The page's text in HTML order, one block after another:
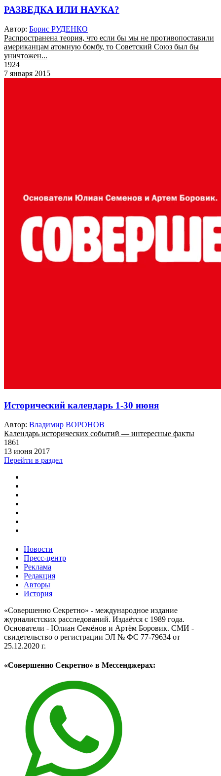
РАЗВЕДКА ИЛИ НАУКА?
Автор: Борис РУДЕНКО
Распространена теория, что если бы мы не противопоставили
американцам атомную бомбу, то Советский Союз был бы
уничтожен...
1924
7 января 2015
Исторический календарь 1-30 июня
Автор: Владимир ВОРОНОВ
Календарь исторических событий — интересные факты
1861
13 июня 2017
Перейти в раздел
Новости
Пресс-центр
Реклама
Редакция
Авторы
История
«Совершенно Секретно» - международное издание
журналистских расследований. Издаётся с 1989 года.
Основатели - Юлиан Семёнов и Артём Боровик. CМИ -
свидетельство о регистрации ЭЛ № ФС 77-79634 от
25.12.2020 г.
«Совершенно Секретно» в Мессенджерах: